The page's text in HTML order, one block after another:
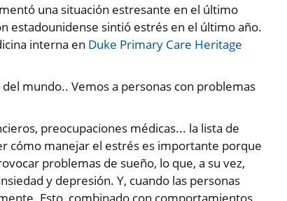
una situación estresante en el último
estadounidense sintió estrés en el último año.
interna en Duke Primary Care Heritage
mundo.. Vemos a personas con problemas
preocupaciones médicas... la lista de
cómo manejar el estrés es importante porque
problemas de sueño, lo que, a su vez,
y depresión. Y, cuando las personas
Esto, combinado con comportamientos